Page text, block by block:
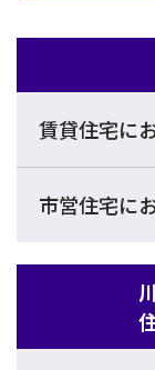
賃貸住宅に
市営住宅に